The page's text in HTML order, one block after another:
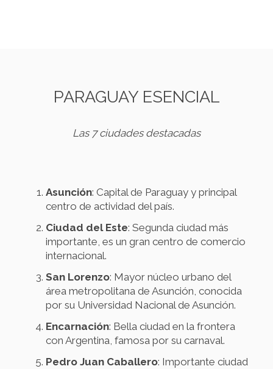
PARAGUAY ESENCIAL
Las 7 ciudades destacadas
Asunción: Capital de Paraguay y principal
centro de actividad del país.
Ciudad del Este: Segunda ciudad más
importante, es un gran centro de comercio
internacional.
San Lorenzo: Mayor núcleo urbano del
área metropolitana de Asunción, conocida
por su Universidad Nacional de Asunción.
Encarnación: Bella ciudad en la frontera
con Argentina, famosa por su carnaval.
Pedro Juan Caballero: Importante ciudad